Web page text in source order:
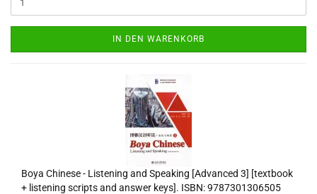
IN DEN WARENKORB
Boya Chinese - Listening and Speaking [Advanced 3] [textbook
+ listening scripts and answer keys]. ISBN: 9787301306505